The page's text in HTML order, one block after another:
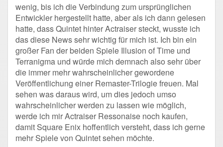
wenig, bis ich die Verbindung zum ursprünglichen
Entwickler hergestellt hatte, aber als ich dann gelesen
hatte, dass Quintet hinter Actraiser steckt, wusste ich
das diese News sehr wichtig für mich ist. Ich bin ein
großer Fan der beiden Spiele Illusion of Time und
Terranigma und würde mich demnach also sehr über
die immer mehr wahrscheinlicher gewordene
Veröffentlichung einer Remaster-Trilogie freuen. Mal
sehen was daraus wird, um dies jedoch umso
wahrscheinlicher werden zu lassen wie möglich,
werde ich mir Actraiser Ressonaise noch kaufen,
damit Square Enix hoffentlich versteht, dass ich gerne
mehr Spiele von Quintet sehen möchte.